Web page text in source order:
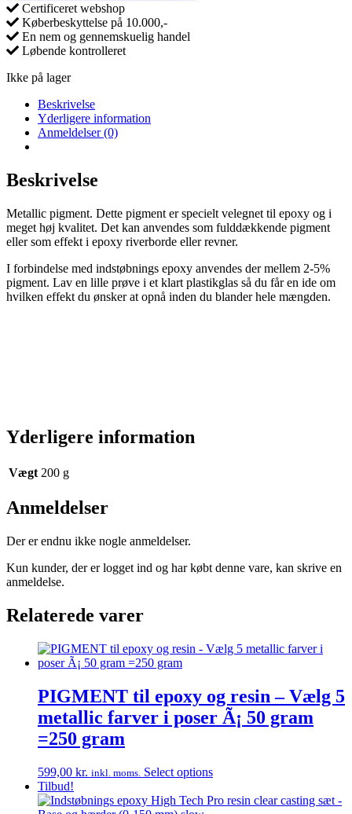
Certificeret webshop
Køberbeskyttelse på 10.000,-
En nem og gennemskuelig handel
Løbende kontrolleret
Ikke på lager
Beskrivelse
Yderligere information
Anmeldelser (0)
Beskrivelse
Metallic pigment. Dette pigment er specielt velegnet til epoxy og i
meget høj kvalitet. Det kan anvendes som fulddækkende pigment
eller som effekt i epoxy riverborde eller revner.
I forbindelse med indstøbnings epoxy anvendes der mellem 2-5%
pigment. Lav en lille prøve i et klart plastikglas så du får en ide om
hvilken effekt du ønsker at opnå inden du blander hele mængden.
Yderligere information
Vægt 200 g
Anmeldelser
Der er endnu ikke nogle anmeldelser.
Kun kunder, der er logget ind og har købt denne vare, kan skrive en
anmeldelse.
Relaterede varer
PIGMENT til epoxy og resin – Vælg 5
metallic farver i poser Ã¡ 50 gram
=250 gram
599,00 kr. inkl. moms. Select options
Tilbud!